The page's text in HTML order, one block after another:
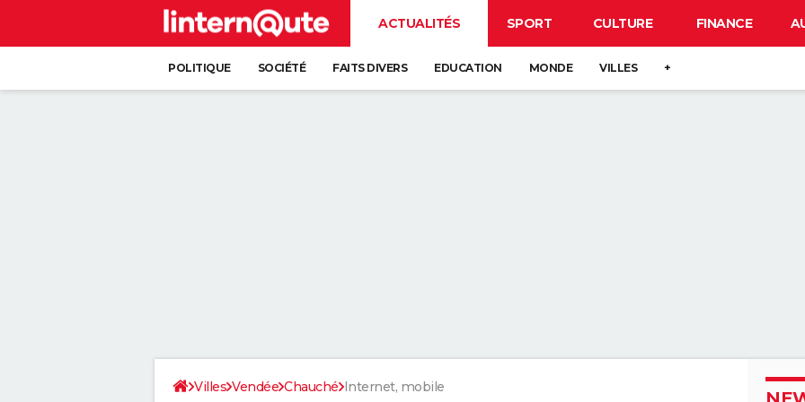
ACTUALITÉS SPORT CULTURE FINANCE
POLITIQUE SOCIÉTÉ FAITS DIVERS EDUCATION MONDE VILLES +
Villes Vendée Chauché Internet, mobile